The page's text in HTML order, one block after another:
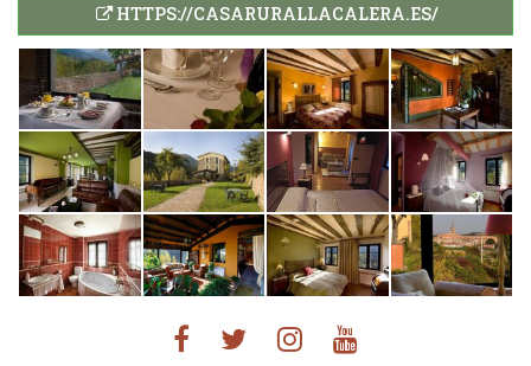
HTTPS://CASARURALLACALERA.ES/